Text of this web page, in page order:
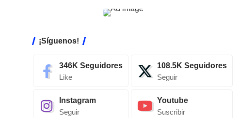
¡Síguenos!
346K Seguidores
Like
108.5K Seguidores
Seguir
Instagram
Seguir
Youtube
Suscribir